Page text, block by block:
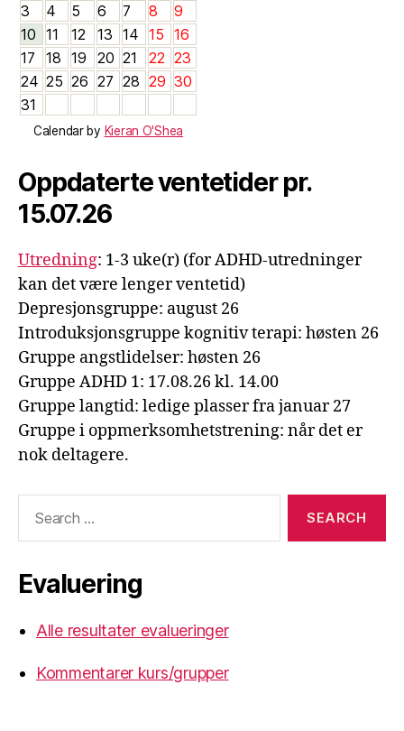
3
4 5 6 7 8
9
10 11 12 13 14 15 16
17
18 19 20 21 22 23
24 25 26 27 28 29 30
31
Calendar by Kieran O'Shea
Oppdaterte ventetider pr.
15.07.26
Utredning: 1-3 uke(r) (for ADHD-utredninger
kan det være lenger ventetid)
Depresjonsgruppe: august 26
Introduksjonsgruppe kognitiv terapi: høsten 26
Gruppe angstlidelser: høsten 26
Gruppe ADHD 1: 17.08.26 kl. 14.00
Gruppe langtid: ledige plasser fra januar 27
Gruppe i oppmerksomhetstrening: når det er
nok deltagere.
Evaluering
Alle resultater evalueringer
Kommentarer kurs/grupper